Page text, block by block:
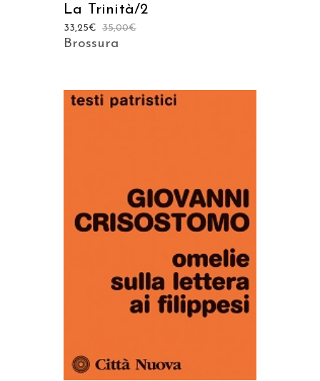
La Trinità/2
35,00€
33,25€
Brossura
AGGIUNGI AL CARRELLO